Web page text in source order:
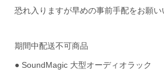
恐れ入りますが早めの事前手配をお願い
期間中配送不可商品
● SoundMagic 大型オーディオラック